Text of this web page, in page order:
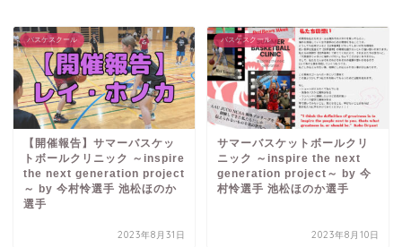
バスケスクール
【開催報告】サマーバスケッ
トボールクリニック ～inspire
the next generation project
～ by 今村怜選手 池松ほのか
選手
2023年8月31日
バスケスクール
サマーバスケットボールクリ
ニック ～inspire the next
generation project～ by 今
村怜選手 池松ほのか選手
2023年8月10日